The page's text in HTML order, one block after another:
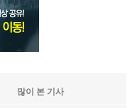
많이 본 기사